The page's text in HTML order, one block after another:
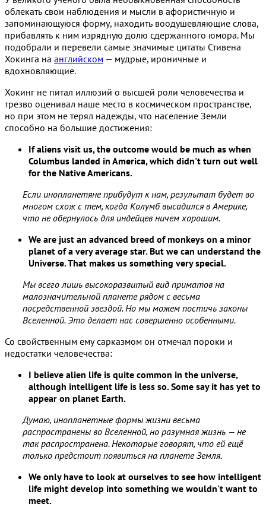
облекать свои наблюдения и мысли в афористичную и
запоминающуюся форму, находить воодушевляющие слова,
прибавлять к ним изрядную долю сдержанного юмора. Мы
подобрали и перевели самые значимые цитаты Стивена
Хокинга на английском — мудрые, ироничные и
вдохновляющие.
Хокинг не питал иллюзий о высшей роли человечества и
трезво оценивал наше место в космическом пространстве,
но при этом не терял надежды, что население Земли
способно на большие достижения:
If aliens visit us, the outcome would be much as when
Columbus landed in America, which didn't turn out well
for the Native Americans.
Если инопланетяне прибудут к нам, результат будет во
многом схож с тем, когда Колумб высадился в Америке,
что не обернулось для индейцев ничем хорошим.
We are just an advanced breed of monkeys on a minor
planet of a very average star. But we can understand the
Universe. That makes us something very special.
Мы всего лишь высокоразвитый вид приматов на
малозначительной планете рядом с весьма
посредственной звездой. Но мы можем постичь законы
Вселенной. Это делает нас совершенно особенными.
Со свойственным ему сарказмом он отмечал пороки и
недостатки человечества:
I believe alien life is quite common in the universe,
although intelligent life is less so. Some say it has yet to
appear on planet Earth.
Думаю, инопланетные формы жизни весьма
распространены во Вселенной, но разумная жизнь — не
так распространена. Некоторые говорят, что ей ещё
только предстоит появиться на планете Земля.
We only have to look at ourselves to see how intelligent
life might develop into something we wouldn't want to
meet.